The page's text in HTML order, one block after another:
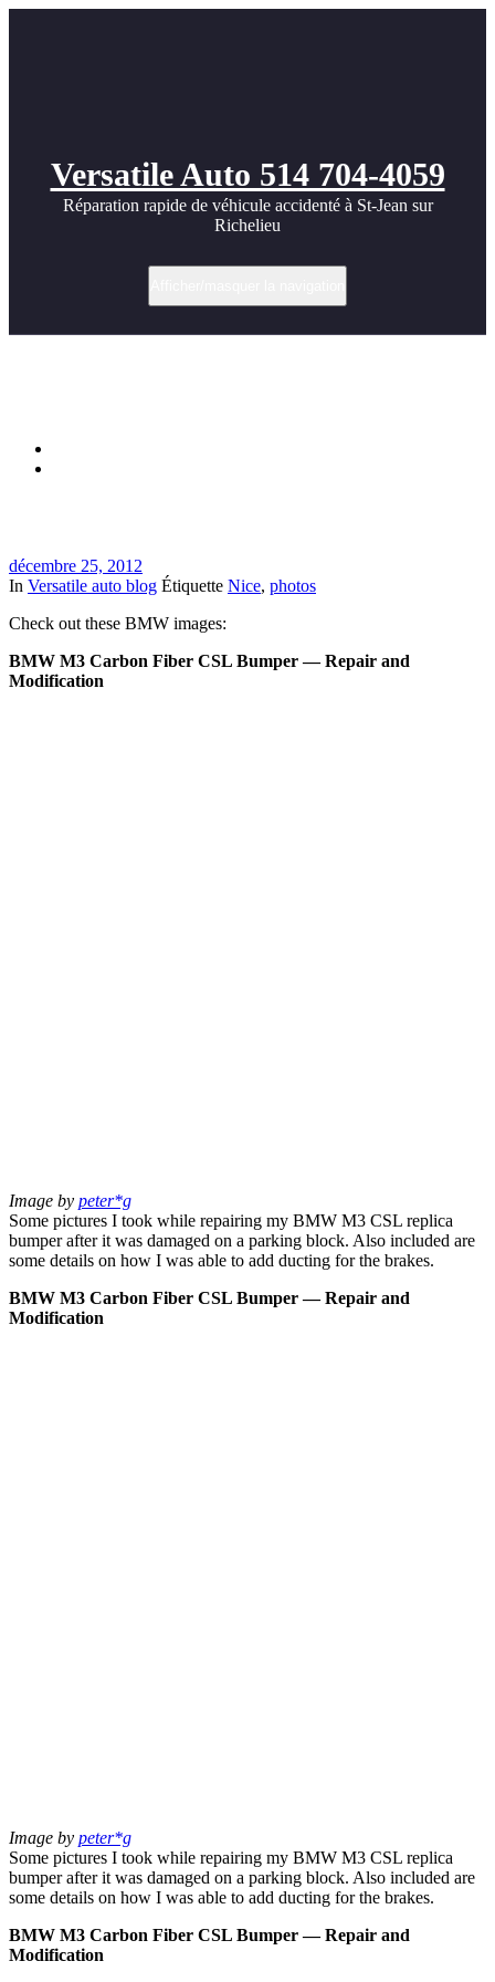
Versatile Auto 514 704-4059
Réparation rapide de véhicule accidenté à St-Jean sur
Richelieu
décembre 25, 2012
In Versatile auto blog Étiquette Nice, photos
Check out these BMW images:
BMW M3 Carbon Fiber CSL Bumper — Repair and
Modification
Image by peter*g
Some pictures I took while repairing my BMW M3 CSL replica
bumper after it was damaged on a parking block. Also included are
some details on how I was able to add ducting for the brakes.
BMW M3 Carbon Fiber CSL Bumper — Repair and
Modification
Image by peter*g
Some pictures I took while repairing my BMW M3 CSL replica
bumper after it was damaged on a parking block. Also included are
some details on how I was able to add ducting for the brakes.
BMW M3 Carbon Fiber CSL Bumper — Repair and
Modification